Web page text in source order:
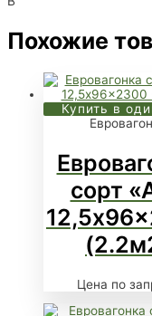
Похожие
Купить в
сорт
Цена по